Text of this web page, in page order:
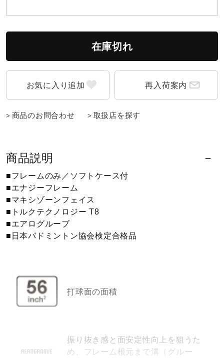
アウトドア／レイン
ジュニア／キッズ
メディカル
セール
在庫切れ
再入荷案内
商品のお問合わせ 取扱店を探す
商品説明
■フレームのみ／ソフトケース付
■エナジーフレーム
■マキシゾーンフェイス
■トルクテクノロジー T8
■エアログルーブ
■日本バドミントン協会検定合格品
打球面の面積
振り抜き感と面安定性向上を狙うた
め、フレーム根元まで溝（グルー